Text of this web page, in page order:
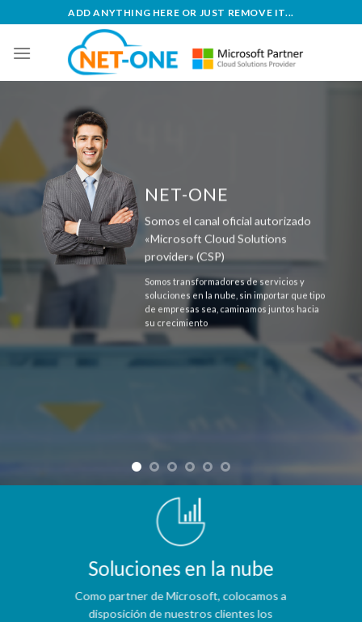
to
content
ADD ANYTHING HERE OR JUST REMOVE IT...
NET-ONE
Somos el canal oficial autorizado
«Microsoft Cloud Solutions
provider» (CSP)
Somos transformadores de servicios y
soluciones en la nube, sin importar que tipo
de empresas sea, caminamos juntos hacia
su crecimiento
Soluciones en la nube
Como partner de Microsoft, colocamos a
disposición de nuestros clientes los